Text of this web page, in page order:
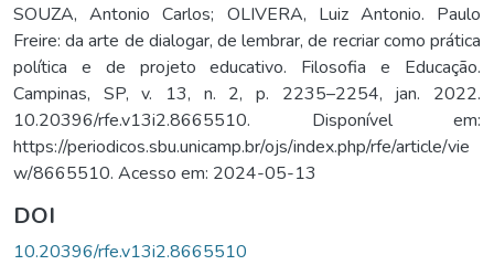
SOUZA, Antonio Carlos; OLIVERA, Luiz Antonio. Paulo
Freire: da arte de dialogar, de lembrar, de recriar como prática
política e de projeto educativo. Filosofia e Educação.
Campinas, SP, v. 13, n. 2, p. 2235–2254, jan. 2022.
10.20396/rfe.v13i2.8665510. Disponível em:
https://periodicos.sbu.unicamp.br/ojs/index.php/rfe/article/vie
w/8665510. Acesso em: 2024-05-13
DOI
10.20396/rfe.v13i2.8665510